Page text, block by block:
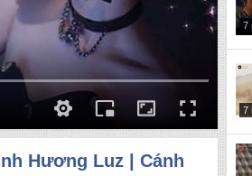
Hương Luz | Cánh
7
7